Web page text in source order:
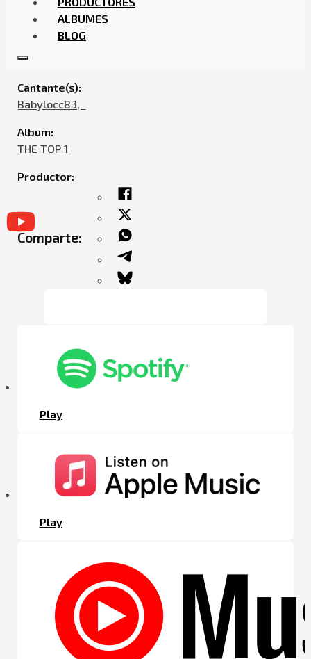
ALBUMES
BLOG
Cantante(s):
Babylocc83,ㅤㅤ
Album:
THE TOP 1
Productor:
Comparte:
Play
Play